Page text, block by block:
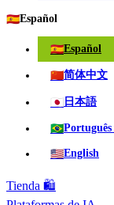
🇪🇸Español
🇪🇸Español
🇨🇳简体中文
🇯🇵 日本語
🇧🇷
🇺🇸English
Tienda 🛍️